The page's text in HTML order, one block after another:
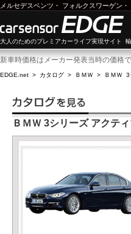
メルセデスベンツ ・ フォルクスワーゲン ・
大人のためのプレミアカーライフ実現サイト
新車時価格はメーカー発表当時の価格
EDGE.net > カタログ > ＢＭＷ > ＢＭＷ 3
ＢＭＷ 3シリーズ アクテ